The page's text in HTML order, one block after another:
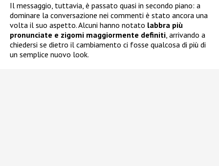
Il messaggio, tuttavia, è passato quasi in secondo piano: a
dominare la conversazione nei commenti è stato ancora una
volta il suo aspetto. Alcuni hanno notato labbra più
pronunciate e zigomi maggiormente definiti, arrivando a
chiedersi se dietro il cambiamento ci fosse qualcosa di più di
un semplice nuovo look.